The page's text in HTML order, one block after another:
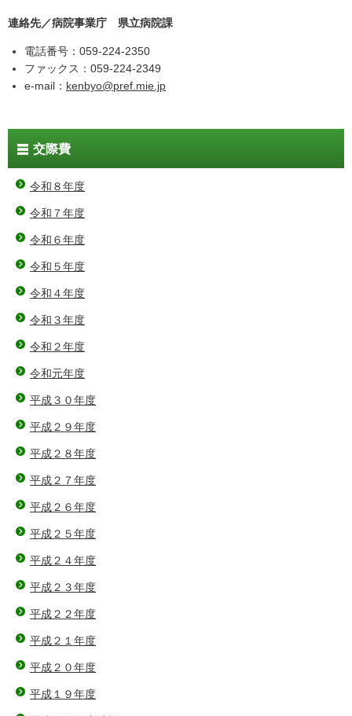
連絡先／病院事業庁 県立病院課
電話番号：059-224-2350
ファックス：059-224-2349
e-mail： kenbyo@pref.mie.jp
交際費
令和８年度
令和７年度
令和６年度
令和５年度
令和４年度
令和３年度
令和２年度
令和元年度
平成３０年度
平成２９年度
平成２８年度
平成２７年度
平成２６年度
平成２５年度
平成２４年度
平成２３年度
平成２２年度
平成２１年度
平成２０年度
平成１９年度